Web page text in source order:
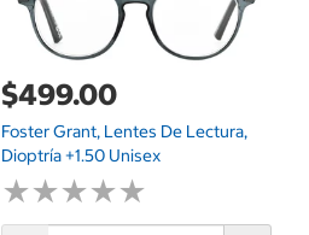
$499.00
Foster Grant, Lentes De Lectura,
Dioptría +1.50 Unisex
★★★★★
★★★★★